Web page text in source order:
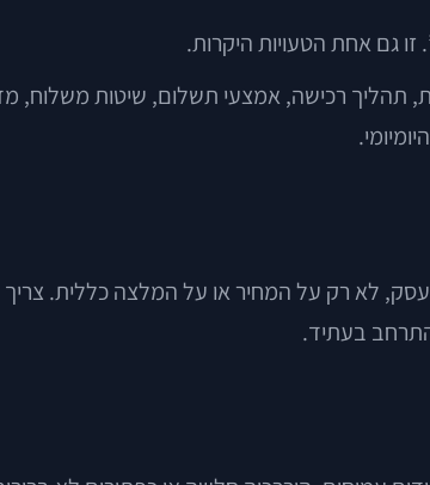
גם אחת הטעויות היקרות.
תהליך רכישה, אמצעי תשלום, שיטות משלוח,
לא רק על המחיר או על המלצה כללית.
בעתיד.